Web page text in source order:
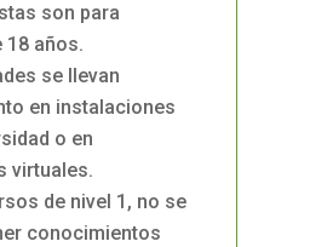
son para
18 años.
se llevan
en instalaciones
o en
virtuales.
de nivel 1, no se
conocimientos